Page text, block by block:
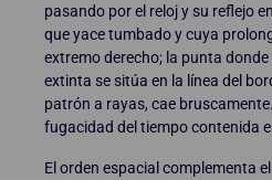
pasando por el reloj y su reflejo
que yace tumbado y cuya
extremo derecho; la punta
extinta se sitúa en la línea del
patrón a rayas, cae
fugacidad del tiempo contenida
El orden espacial complementa